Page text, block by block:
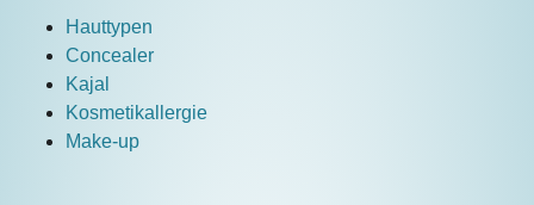
Hauttypen
Concealer
Kajal
Kosmetikallergie
Make-up